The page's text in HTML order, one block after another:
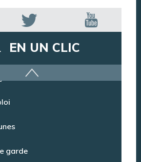
EN UN CLIC